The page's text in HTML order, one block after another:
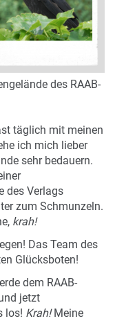
des RAAB-
täglich mit meinen
ich mich lieber
sehr bedauern.
des Verlags
zum Schmunzeln.
krah!
Das Team des
Glücksboten!
dem RAAB-
jetzt
los! Krah!Meine